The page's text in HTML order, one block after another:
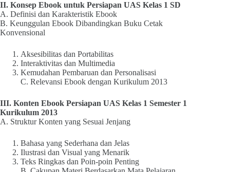
II. Konsep Ebook untuk Persiapan UAS Kelas 1 SD
A. Definisi dan Karakteristik Ebook
B. Keunggulan Ebook Dibandingkan Buku Cetak
Konvensional
Aksesibilitas dan Portabilitas
Interaktivitas dan Multimedia
Kemudahan Pembaruan dan Personalisasi
C. Relevansi Ebook dengan Kurikulum 2013
III. Konten Ebook Persiapan UAS Kelas 1 Semester 1
Kurikulum 2013
A. Struktur Konten yang Sesuai Jenjang
Bahasa yang Sederhana dan Jelas
Ilustrasi dan Visual yang Menarik
Teks Ringkas dan Poin-poin Penting